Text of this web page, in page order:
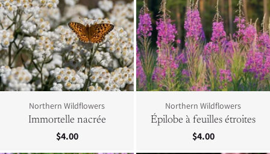
Northern Wildflowers
Immortelle nacrée
$4.00
Northern Wildflowers
Épilobe à feuilles étroites
$4.00